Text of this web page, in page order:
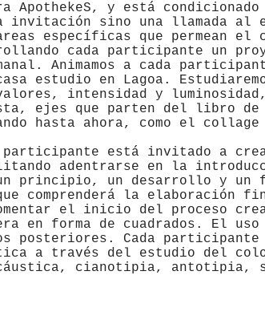
y está condicionado
invitación sino una llamada al
específicas que permean
cada participante un
Animamos a cada
estudio en Lagoa.
intensidad y
ejes que parten del libro de
hasta ahora, como el
participante está invitado a
adentrarse en la
principio, un desarrollo y un
comprenderá la elaboración
el inicio del proceso
en forma de cuadrados. El
posteriores. Cada
a través del estudio del
cianotipia, antotipia,